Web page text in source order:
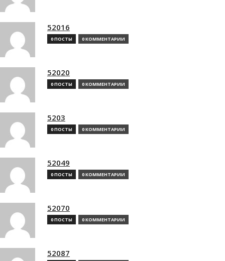
52016
0 ПОСТЫ 0 КОММЕНТАРИИ
52020
0 ПОСТЫ 0 КОММЕНТАРИИ
5203
0 ПОСТЫ 0 КОММЕНТАРИИ
52049
0 ПОСТЫ 0 КОММЕНТАРИИ
52070
0 ПОСТЫ 0 КОММЕНТАРИИ
52087